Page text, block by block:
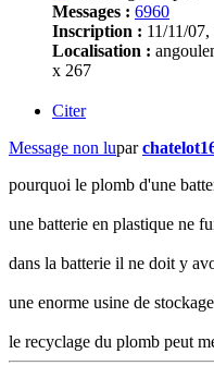
Messages : 6960
Inscription : 11/11/
Localisation :
x 267
Citer
Message non lupar
pourquoi le plomb d'une
une batterie en plastique ne
dans la batterie il ne doit y
une enorme usine de
le recyclage du plomb peut